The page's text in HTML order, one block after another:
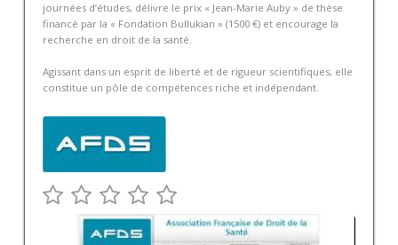
journées d’études, délivre le prix « Jean-Marie Auby » de thèse
financé par la « Fondation Bullukian » (1500 €) et encourage la
recherche en droit de la santé.
Agissant dans un esprit de liberté et de rigueur scientifiques, elle
constitue un pôle de compétences riche et indépendant.